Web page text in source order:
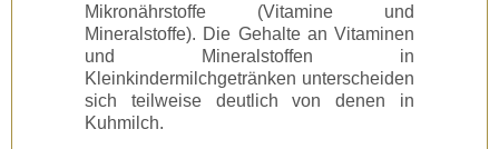
Mikronährstoffe (Vitamine und
Mineralstoffe). Die Gehalte an Vitaminen
und Mineralstoffen in
Kleinkindermilchgetränken unterscheiden
sich teilweise deutlich von denen in
Kuhmilch.